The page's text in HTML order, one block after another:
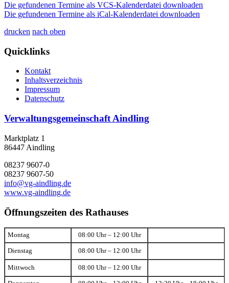
Die gefundenen Termine als VCS-Kalenderdatei downloaden
Die gefundenen Termine als iCal-Kalenderdatei downloaden
drucken nach oben
Quicklinks
Kontakt
Inhaltsverzeichnis
Impressum
Datenschutz
Verwaltungsgemeinschaft Aindling
Marktplatz 1
86447 Aindling
08237 9607-0
08237 9607-50
info@vg-aindling.de
www.vg-aindling.de
Öffnungszeiten des Rathauses
Montag 08:00 Uhr – 12:00 Uhr
Dienstag 08:00 Uhr – 12:00 Uhr
Mittwoch 08:00 Uhr – 12:00 Uhr